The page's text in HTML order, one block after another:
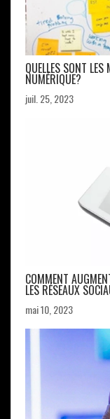
QUELLES SONT
NUMÉRIQUE?
juil. 25, 2023
COMMENT
LES RÉSEAUX
mai 10, 2023